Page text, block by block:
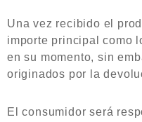
Una vez recibido el
importe principal como
en su momento, sin
originados por la
El consumidor será